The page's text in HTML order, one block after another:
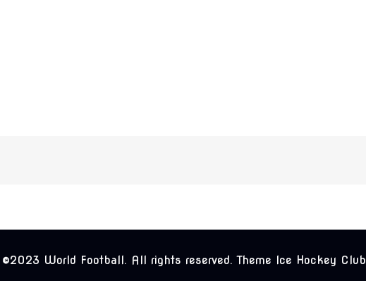
©2023 World Football. All rights reserved. Theme Ice Hockey Club